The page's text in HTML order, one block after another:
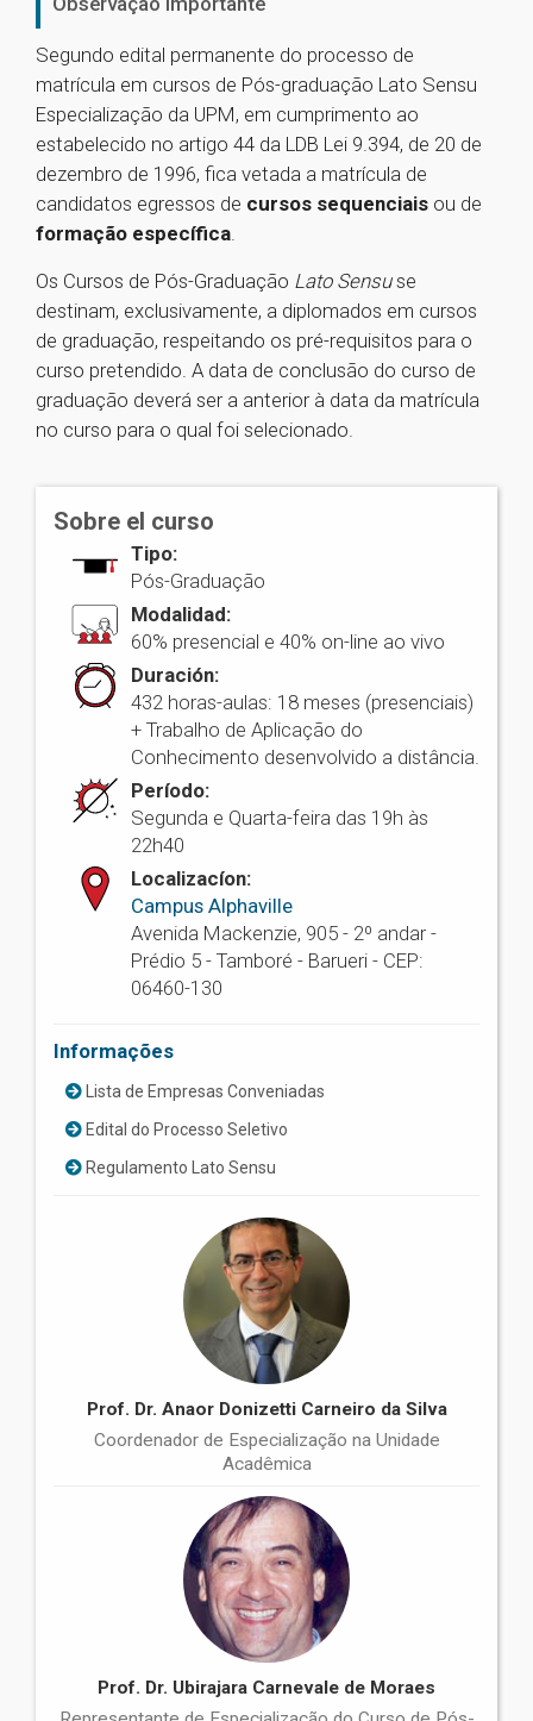
Segundo edital permanente do processo de
matrícula em cursos de Pós-graduação Lato Sensu
Especialização da UPM, em cumprimento ao
estabelecido no artigo 44 da LDB Lei 9.394, de 20 de
dezembro de 1996, fica vetada a matrícula de
candidatos egressos de cursos sequenciais ou de
formação específica.
Os Cursos de Pós-Graduação Lato Sensuse
destinam, exclusivamente, a diplomados em cursos
de graduação, respeitando os pré-requisitos para o
curso pretendido. A data de conclusão do curso de
graduação deverá ser a anterior à data da matrícula
no curso para o qual foi selecionado.
Sobre el curso
Tipo:
Pós-Graduação
Modalidad:
60% presencial e 40% on-line ao vivo
Duración:
432 horas-aulas: 18 meses (presenciais)
+ Trabalho de Aplicação do
Conhecimento desenvolvido a distância.
Período:
Segunda e Quarta-feira das 19h às
22h40
Localizacíon:
Campus Alphaville
Avenida Mackenzie, 905 - 2º andar -
Prédio 5 - Tamboré - Barueri - CEP:
06460-130
Informações
Lista de Empresas Conveniadas
Edital do Processo Seletivo
Regulamento Lato Sensu
Prof. Dr. Anaor Donizetti Carneiro da Silva
Coordenador de Especialização na Unidade
Acadêmica
Prof. Dr. Ubirajara Carnevale de Moraes